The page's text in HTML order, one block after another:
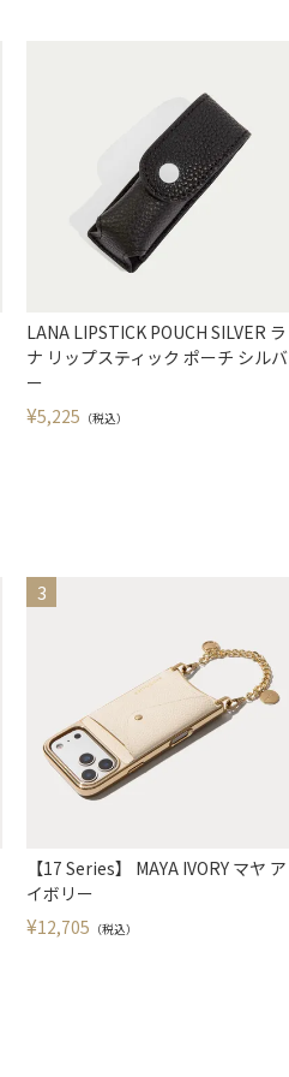
LANA LIPSTICK POUCH SILVER ラ
ナ リップスティック ポーチ シルバ
ー
¥5,225 （税込）
【17 Series】 MAYA IVORY マヤ ア
イボリー
¥12,705 （税込）